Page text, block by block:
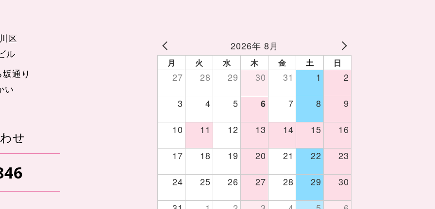
区
ル
通り
い
せ
2026年 8月
月 火 水 木 金 土 日
27 28 29 30 31 1 2
3 4 5 6 7 8 9
10 11 12 13 14 15 16
17 18 19 20 21 22 23
24 25 26 27 28 29 30